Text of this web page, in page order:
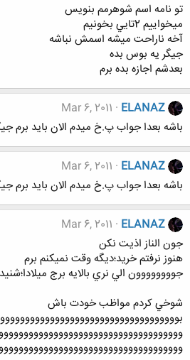
تو نامه اسم شوهرمم بنويس
ميخواييم 2تايي بخونيم
آخه ناراحت ميشه اسمش نباشه
جيگر يه بوس بده
بعدشم اجازه بده برم
ELANAZ
Mar 6, 2011
باشه بعدا جواب پ.خ ميدم الان بايد برم
ELANAZ
Mar 6, 2011
باشه بعدا جواب پ.خ ميدم الان بايد برم
ELANAZ
Mar 6, 2011
جون الناز اذيت نكن
هنوز نرفتم خريد؛ديگه وقت نميكنم برم
جوووووووون الي نري بالايه برج
شوخي كردم مواظب خودت باش